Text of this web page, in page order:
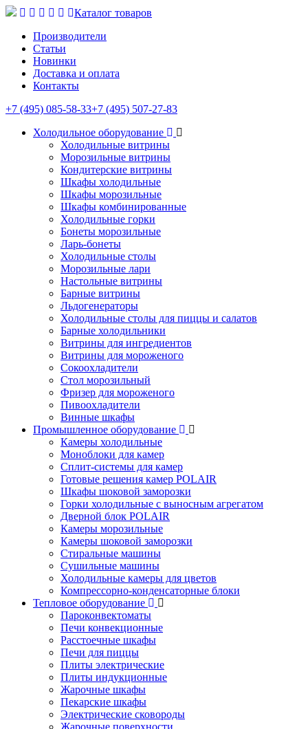
Каталог товаров
Производители
Статьи
Новинки
Доставка и оплата
Контакты
+7 (495) 085-58-33+7 (495) 507-27-83
Холодильное оборудование
Холодильные витрины
Морозильные витрины
Кондитерские витрины
Шкафы холодильные
Шкафы морозильные
Шкафы комбинированные
Холодильные горки
Бонеты морозильные
Ларь-бонеты
Холодильные столы
Морозильные лари
Настольные витрины
Барные витрины
Льдогенераторы
Холодильные столы для пиццы и салатов
Барные холодильники
Витрины для ингредиентов
Витрины для мороженого
Сокоохладители
Стол морозильный
Фризер для мороженого
Пивоохладители
Винные шкафы
Промышленное оборудование
Камеры холодильные
Моноблоки для камер
Сплит-системы для камер
Готовые решения камер POLAIR
Шкафы шоковой заморозки
Горки холодильные с выносным агрегатом
Дверной блок POLAIR
Камеры морозильные
Камеры шоковой заморозки
Стиральные машины
Сушильные машины
Холодильные камеры для цветов
Компрессорно-конденсаторные блоки
Тепловое оборудование
Пароконвектоматы
Печи конвекционные
Расстоечные шкафы
Печи для пиццы
Плиты электрические
Плиты индукционные
Жарочные шкафы
Пекарские шкафы
Электрические сковороды
Жарочные поверхности